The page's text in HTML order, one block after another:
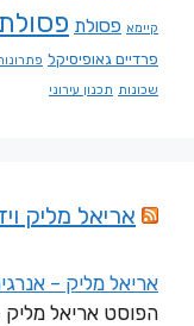
קיימא פסולת
פרדיים גאופיסיקל
שכונות תכנון עירוני
אריאל מליק
אריאל מליק –
הפוסט אריאל